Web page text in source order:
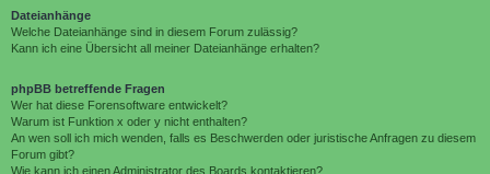
Dateianhänge
Welche Dateianhänge sind in diesem Forum zulässig?
Kann ich eine Übersicht all meiner Dateianhänge erhalten?
phpBB betreffende Fragen
Wer hat diese Forensoftware entwickelt?
Warum ist Funktion x oder y nicht enthalten?
An wen soll ich mich wenden, falls es Beschwerden oder juristische Anfragen zu diesem
Forum gibt?
Wie kann ich einen Administrator des Boards kontaktieren?